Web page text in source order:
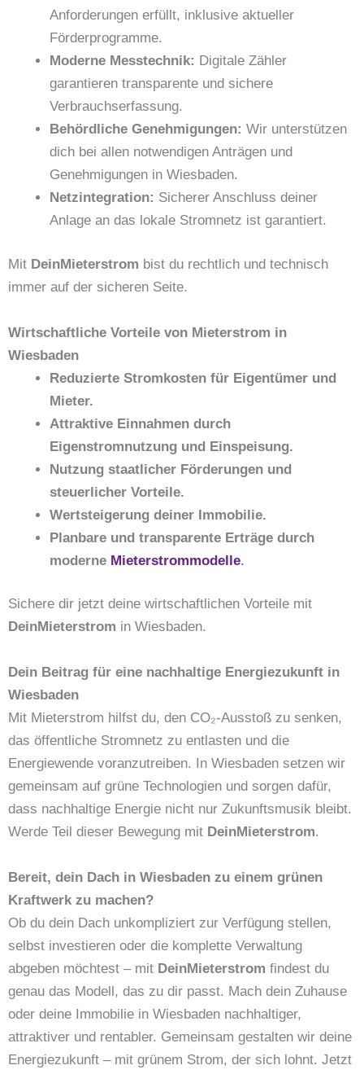
Anforderungen erfüllt, inklusive aktueller
Förderprogramme.
Moderne Messtechnik: Digitale Zähler
garantieren transparente und sichere
Verbrauchserfassung.
Behördliche Genehmigungen: Wir unterstützen
dich bei allen notwendigen Anträgen und
Genehmigungen in Wiesbaden.
Netzintegration: Sicherer Anschluss deiner
Anlage an das lokale Stromnetz ist garantiert.
Mit DeinMieterstrom bist du rechtlich und technisch
immer auf der sicheren Seite.
Wirtschaftliche Vorteile von Mieterstrom in
Wiesbaden
Reduzierte Stromkosten für Eigentümer und
Mieter.
Attraktive Einnahmen durch
Eigenstromnutzung und Einspeisung.
Nutzung staatlicher Förderungen und
steuerlicher Vorteile.
Wertsteigerung deiner Immobilie.
Planbare und transparente Erträge durch
moderne Mieterstrommodelle.
Sichere dir jetzt deine wirtschaftlichen Vorteile mit
DeinMieterstrom in Wiesbaden.
Dein Beitrag für eine nachhaltige Energiezukunft in
Wiesbaden
Mit Mieterstrom hilfst du, den CO₂-Ausstoß zu senken,
das öffentliche Stromnetz zu entlasten und die
Energiewende voranzutreiben. In Wiesbaden setzen wir
gemeinsam auf grüne Technologien und sorgen dafür,
dass nachhaltige Energie nicht nur Zukunftsmusik bleibt.
Werde Teil dieser Bewegung mit DeinMieterstrom.
Bereit, dein Dach in Wiesbaden zu einem grünen
Kraftwerk zu machen?
Ob du dein Dach unkompliziert zur Verfügung stellen,
selbst investieren oder die komplette Verwaltung
abgeben möchtest – mit DeinMieterstrom findest du
genau das Modell, das zu dir passt. Mach dein Zuhause
oder deine Immobilie in Wiesbaden nachhaltiger,
attraktiver und rentabler. Gemeinsam gestalten wir deine
Energiezukunft – mit grünem Strom, der sich lohnt. Jetzt